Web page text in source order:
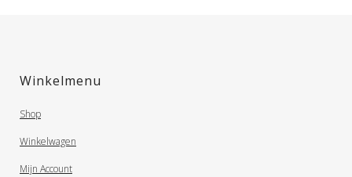
Winkelmenu
Shop
Winkelwagen
Mijn Account